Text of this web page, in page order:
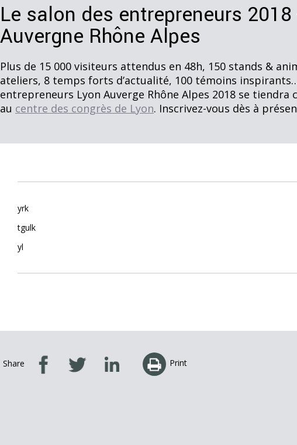
Le salon des entrepreneurs 2018
Auvergne Rhône Alpes
Plus de 15 000 visiteurs attendus en 48h, 150 stands &
ateliers, 8 temps forts d’actualité, 100 témoins
entrepreneurs Lyon Auverge Rhône Alpes 2018 se tiendra
au centre des congrès de Lyon. Inscrivez-vous dès à
yrk
tgulk
yl
Share Print